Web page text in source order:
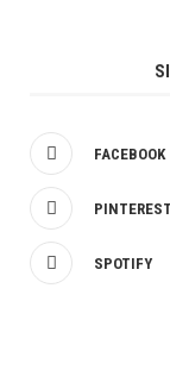
FACEBOOK
PINTEREST
SPOTIFY